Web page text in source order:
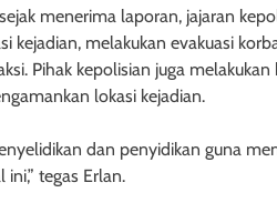
menerima laporan, jajaran
kejadian, melakukan evakuasi
Pihak kepolisian juga
lokasi kejadian.
dan penyidikan guna
tegas Erlan.